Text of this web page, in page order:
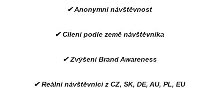
✔ Anonymní návštěvnost
✔ Cílení podle země návštěvníka
✔ Zvýšení Brand Awareness
✔ Reální návštěvníci z CZ, SK, DE, AU, PL, EU